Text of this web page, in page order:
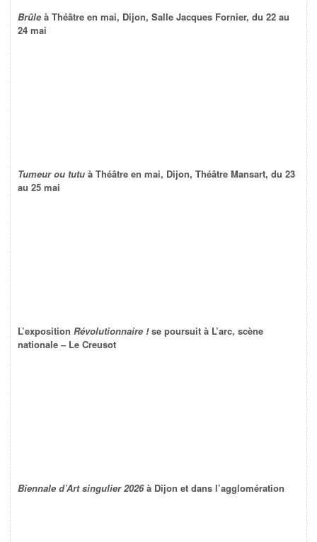
Brûle à Théâtre en mai, Dijon, Salle Jacques Fornier, du 22 au
24 mai
Tumeur ou tutu à Théâtre en mai, Dijon, Théâtre Mansart, du 23
au 25 mai
L’exposition Révolutionnaire !se poursuit à L’arc, scène
nationale – Le Creusot
Biennale d’Art singulier 2026à Dijon et dans l’agglomération